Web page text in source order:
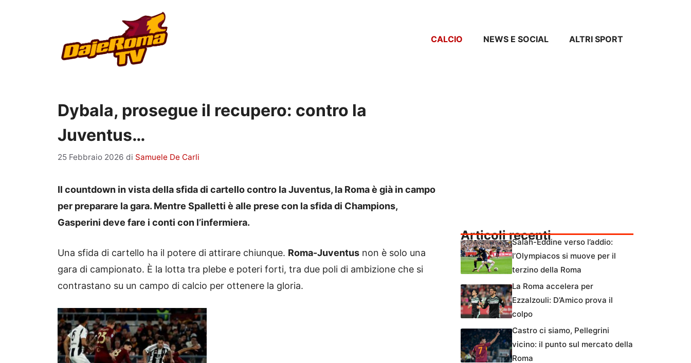
CALCIO NEWS E SOCIAL ALTRI SPORT
Dybala, prosegue il recupero: contro la
Juventus…
25 Febbraio 2026 di Samuele De Carli
Il countdown in vista della sfida di cartello contro la Juventus, la Roma è già in campo
per preparare la gara. Mentre Spalletti è alle prese con la sfida di Champions,
Gasperini deve fare i conti con l’infermiera.
Una sfida di cartello ha il potere di attirare chiunque. Roma-Juventus non è solo una
gara di campionato. È la lotta tra plebe e poteri forti, tra due poli di ambizione che si
contrastano su un campo di calcio per ottenere la gloria.
Articoli recentiSalah-Eddine verso l’addio:
l’Olympiacos si muove per il
terzino della Roma
La Roma accelera per
Ezzalzouli: D’Amico prova il
colpo
Castro ci siamo, Pellegrini
vicino: il punto sul mercato della
Roma